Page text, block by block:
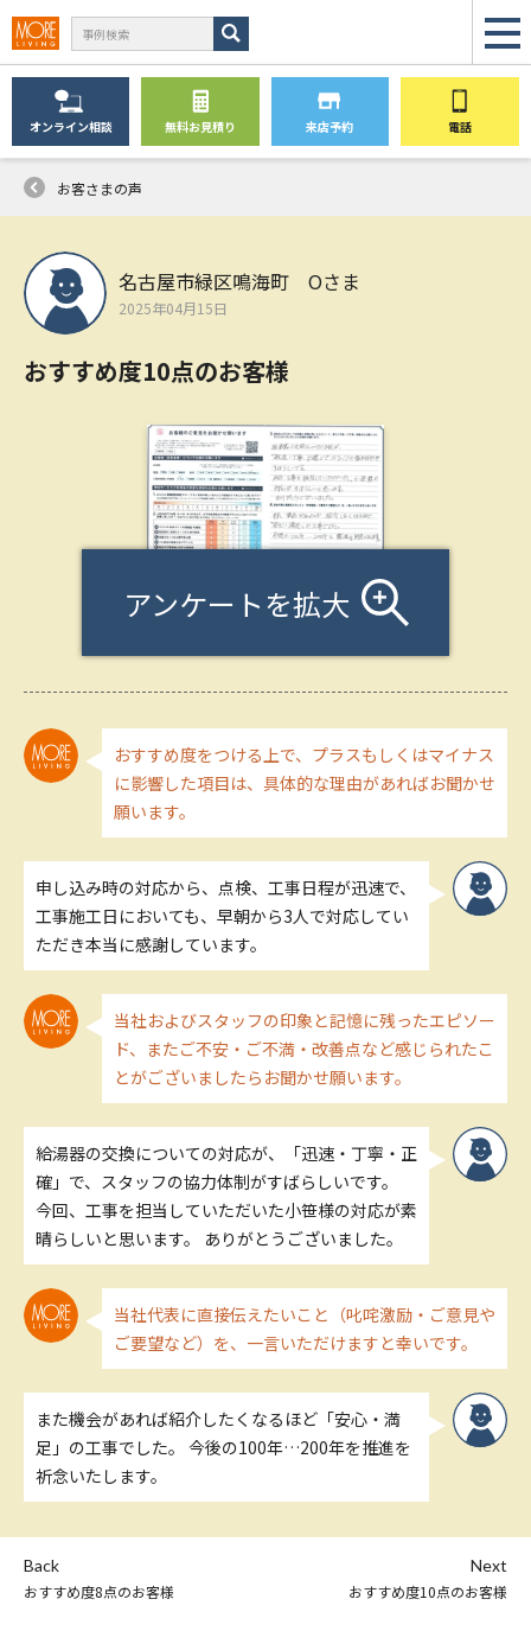
オンライン相談 無料お見積り 来店予約 電話
お客さまの声
名古屋市緑区鳴海町 Oさま
2025年04月15日
おすすめ度10点のお客様
アンケートを拡大
おすすめ度をつける上で、プラスもしくはマイナス
に影響した項目は、具体的な理由があればお聞かせ
願います。
申し込み時の対応から、点検、工事日程が迅速で、
工事施工日においても、早朝から3人で対応してい
ただき本当に感謝しています。
当社およびスタッフの印象と記憶に残ったエピソー
ド、またご不安・ご不満・改善点など感じられたこ
とがございましたらお聞かせ願います。
給湯器の交換についての対応が、「迅速・丁寧・正
確」で、スタッフの協力体制がすばらしいです。
今回、工事を担当していただいた小笹様の対応が素
晴らしいと思います。 ありがとうございました。
当社代表に直接伝えたいこと（叱咤激励・ご意見や
ご要望など）を、一言いただけますと幸いです。
また機会があれば紹介したくなるほど「安心・満
足」の工事でした。 今後の100年…200年を推進を
祈念いたします。
Back
おすすめ度8点のお客様
Next
おすすめ度10点のお客様